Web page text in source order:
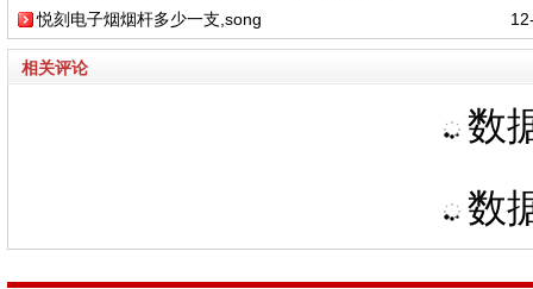
悦刻电子烟烟杆多少一支,song
相关评论
数
数